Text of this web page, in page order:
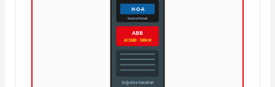
H-O-A
Kontrol Paneli
ABB
ACS580 · 500kW
Soğutma Kanalları